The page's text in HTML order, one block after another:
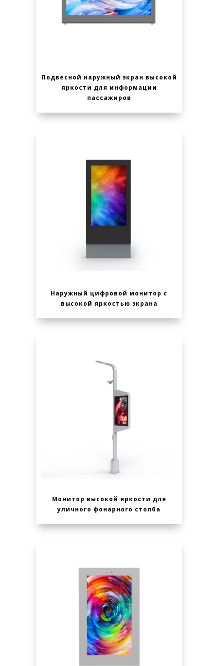
Подвесной наружный экран высокой
яркости для информации
пассажиров
Наружный цифровой монитор с
высокой яркостью экрана
Монитор высокой яркости для
уличного фонарного столба